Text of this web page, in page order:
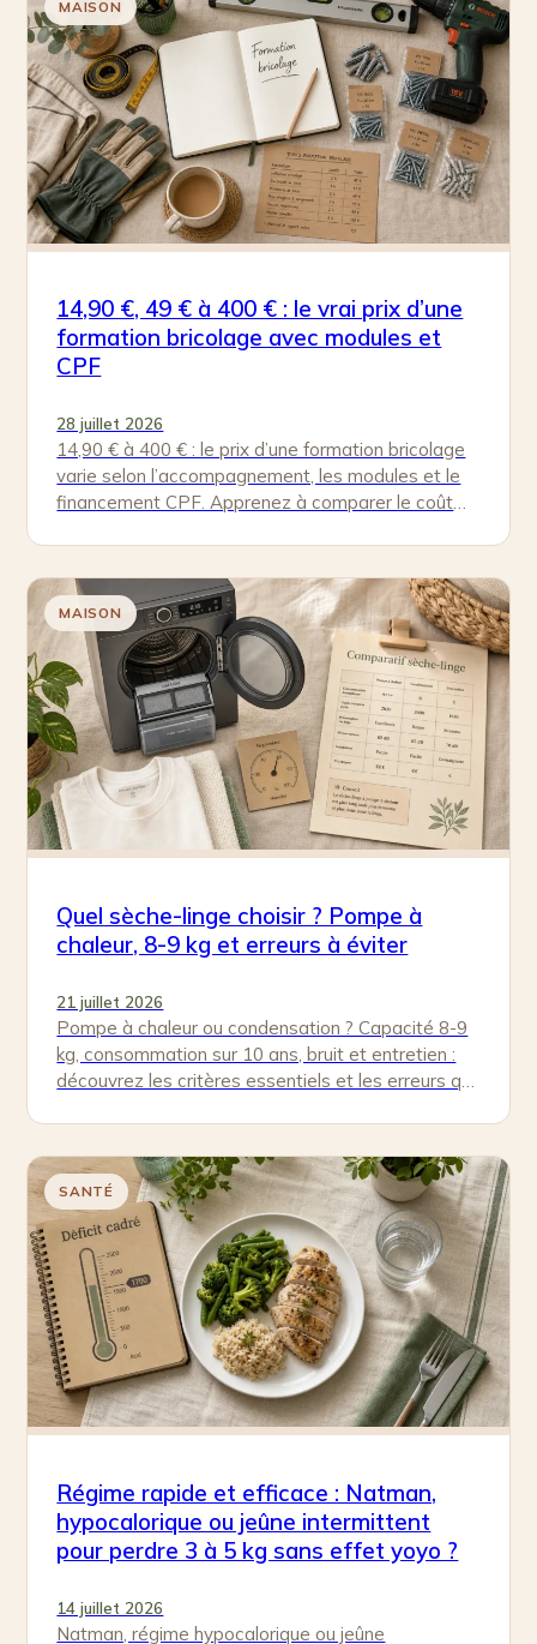
MAISON
14,90 €, 49 € à 400 € : le vrai prix d’une
formation bricolage avec modules et
CPF
28 juillet 2026
14,90 € à 400 € : le prix d’une formation bricolage
varie selon l’accompagnement, les modules et le
financement CPF. Apprenez à comparer le coût
MAISON
Quel sèche-linge choisir ? Pompe à
chaleur, 8-9 kg et erreurs à éviter
21 juillet 2026
Pompe à chaleur ou condensation ? Capacité 8-9
kg, consommation sur 10 ans, bruit et entretien :
découvrez les critères essentiels et les erreurs qui
SANTÉ
Régime rapide et efficace : Natman,
hypocalorique ou jeûne intermittent
pour perdre 3 à 5 kg sans effet yoyo ?
14 juillet 2026
Natman, régime hypocalorique ou jeûne